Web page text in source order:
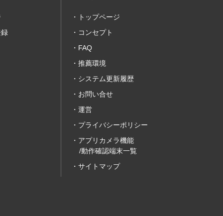
トップページ
コンセプト
FAQ
推薦環境
システム更新履歴
お問い合せ
運営
プライバシーポリシー
アプリカメラ機能
/動作確認端末一覧
サイトマップ